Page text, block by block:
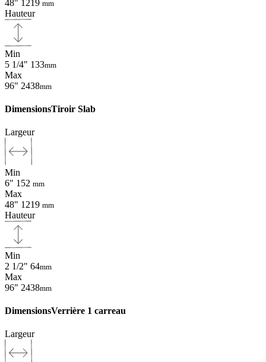
48" 1219 mm
Hauteur
Min
5 1/4" 133mm
Max
96" 2438mm
DimensionsTiroir Slab
Largeur
Min
6" 152 mm
Max
48" 1219 mm
Hauteur
Min
2 1/2" 64mm
Max
96" 2438mm
DimensionsVerrière 1 carreau
Largeur